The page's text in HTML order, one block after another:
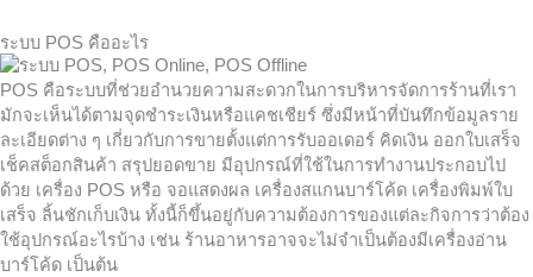
ระบบ POS คืออะไร
POS คือระบบที่ช่วยอำนวยความสะดวกในการบริหารจัดการร้านที่เรา
มักจะเห็นได้ตามจุดชำระเงินหรือแคชเชียร์ ซึ่งมีหน้าที่บันทึกข้อมูลราย
ละเอียดต่าง ๆ เกี่ยวกับการขายตั้งแต่การรับออเดอร์ คิดเงิน ออกใบเสร็จ
เช็คสต็อกสินค้า สรุปยอดขาย มีอุปกรณ์ที่ใช้ในการทำงานประกอบไป
ด้วย เครื่อง POS หรือ จอแสดงผล เครื่องสแกนบาร์โค้ด เครื่องพิมพ์ใบ
เสร็จ ลิ้นชักเก็บเงิน ทั้งนี้ก็ขึ้นอยู่กับความต้องการของแต่ละกิจการว่าต้อง
ใช้อุปกรณ์อะไรบ้าง เช่น ร้านอาหารอาจจะไม่จำเป็นต้องมีเครื่องอ่าน
บาร์โค้ด เป็นต้น